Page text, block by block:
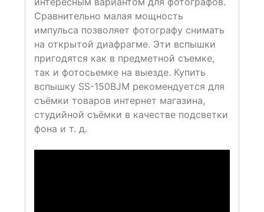
Сравнительно малая мощность
импульса позволяет фотографу снимать
на открытой диафрагме. Эти вспышки
пригодятся как в предметной съемке,
так и фотосьемке на выезде. Купить
вспышку SS-150BJM рекомендуется для
съёмки товаров интернет магазина,
студийной съёмки в качестве подсветки
фона и т. д.